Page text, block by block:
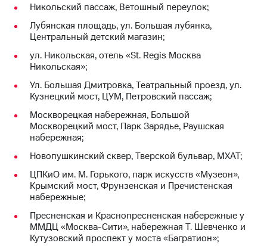
Контроль
и
аудит
Рынок
акций
Программа
приобретения
Порядок
выкупа
акций
Дивиденды
Рынок
облигаций
Описание
Еврооблигации-2023
Уведомление
о
погашении
Никольский пассаж, Ветошный переулок;
Лубянская площадь, ул. Большая лубянка,
Центральный детский магазин;
ул. Никольская, отель «St. Regis Москва
Никольская»;
Ул. Большая Дмитровка, Театральный проезд, ул.
Кузнецкий мост, ЦУМ, Петровский пассаж;
Москворецкая набережная, Большой
Москворецкий мост, Парк Зарядье, Раушская
набережная;
Новопушкинский сквер, Тверской бульвар, МХАТ;
ЦПКиО им. М. Горького, парк искусств «Музеон»,
Крымский мост, Фрунзенская и Пречистенская
набережные;
Пресненская и Краснопресненская набережные у
ММДЦ «Москва-Сити», набережная Т. Шевченко и
Кутузовский проспект у моста «Багратион»;